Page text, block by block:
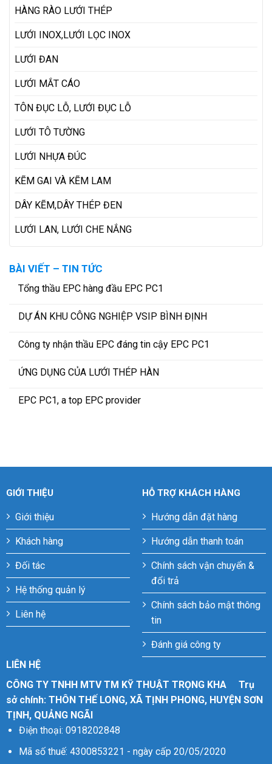
HÀNG RÀO LƯỚI THÉP
LƯỚI INOX,LƯỚI LỌC INOX
LƯỚI ĐAN
LƯỚI MẮT CÁO
TÔN ĐỤC LỖ, LƯỚI ĐỤC LỖ
LƯỚI TÔ TƯỜNG
LƯỚI NHỰA ĐÚC
KẼM GAI VÀ KẼM LAM
DÂY KẼM,DÂY THÉP ĐEN
LƯỚI LAN, LƯỚI CHE NẮNG
BÀI VIẾT – TIN TỨC
Tổng thầu EPC hàng đầu EPC PC1
DỰ ÁN KHU CÔNG NGHIỆP VSIP BÌNH ĐỊNH
Công ty nhận thầu EPC đáng tin cậy EPC PC1
ỨNG DỤNG CỦA LƯỚI THÉP HÀN
EPC PC1, a top EPC provider
GIỚI THIỆU
Giới thiệu
Khách hàng
Đối tác
Hệ thống quản lý
Liên hệ
HỖ TRỢ KHÁCH HÀNG
Hướng dẫn đặt hàng
Hướng dẫn thanh toán
Chính sách vận chuyển &
đổi trả
Chính sách bảo mật thông
tin
Đánh giá công ty
LIÊN HỆ
CÔNG TY TNHH MTV TM KỸ THUẬT TRỌNG KHA
Trụ
sở chính: THÔN THẾ LONG, XÃ TỊNH PHONG, HUYỆN SƠN
TỊNH, QUẢNG NGÃI
Điện thoại: 0918202848
Mã số thuế: 4300853221 - ngày cấp 20/05/2020